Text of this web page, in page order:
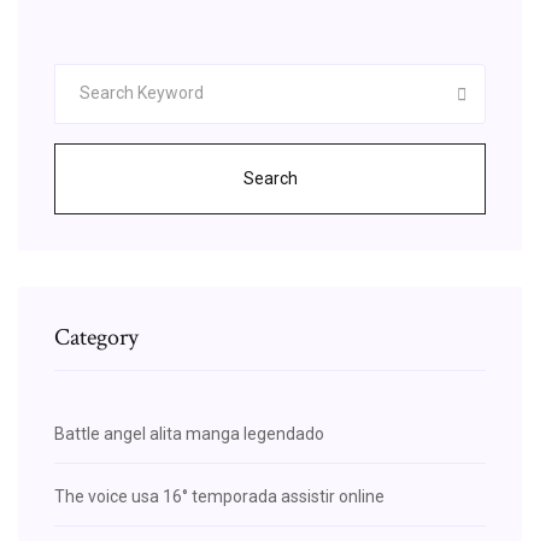
Search
Category
Battle angel alita manga legendado
The voice usa 16° temporada assistir online